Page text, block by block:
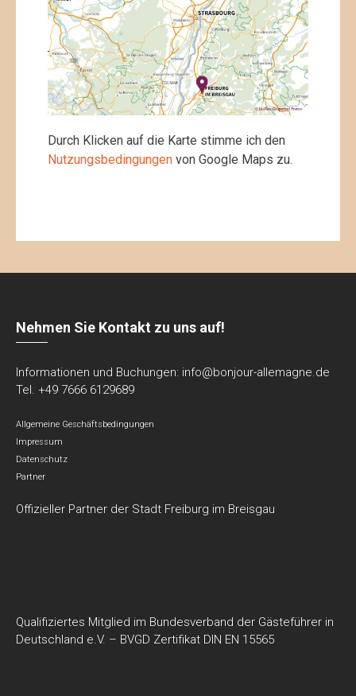
Durch Klicken auf die Karte stimme ich den
Nutzungsbedingungen von Google Maps zu.
Nehmen Sie Kontakt zu uns auf!
Informationen und Buchungen: info@bonjour-allemagne.de
Tel. +49 7666 6129689
Allgemeine Geschäftsbedingungen
Impressum
Datenschutz
Partner
Offizieller Partner der Stadt Freiburg im Breisgau
Qualifiziertes Mitglied im Bundesverband der Gästeführer in
Deutschland e.V. – BVGD Zertifikat DIN EN 15565